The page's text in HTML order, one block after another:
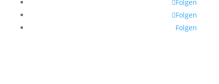
Folgen
Folgen
Folgen